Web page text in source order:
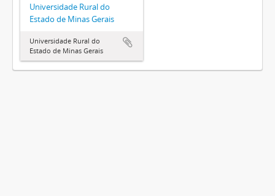
Universidade Rural do
Estado de Minas Gerais
Universidade Rural do
Estado de Minas Gerais